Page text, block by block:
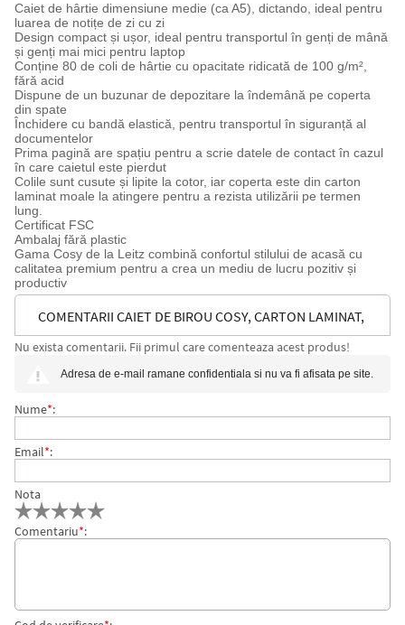
Caiet de hârtie dimensiune medie (ca A5), dictando, ideal pentru
luarea de notițe de zi cu zi
Design compact și ușor, ideal pentru transportul în genți de mână
și genți mai mici pentru laptop
Conține 80 de coli de hârtie cu opacitate ridicată de 100 g/m²,
fără acid
Dispune de un buzunar de depozitare la îndemână pe coperta
din spate
Închidere cu bandă elastică, pentru transportul în siguranță al
documentelor
Prima pagină are spațiu pentru a scrie datele de contact în cazul
în care caietul este pierdut
Colile sunt cusute și lipite la cotor, iar coperta este din carton
laminat moale la atingere pentru a rezista utilizării pe termen
lung.
Certificat FSC
Ambalaj fără plastic
Gama Cosy de la Leitz combină confortul stilului de acasă cu
calitatea premium pentru a crea un mediu de lucru pozitiv și
productiv
COMENTARII CAIET DE BIROU COSY, CARTON LAMINAT,
COPERTA DURA, CERTIFICARE FSC, RECICLABIL, A5, 80
Nu exista comentarii. Fii primul care comenteaza acest produs!
Adresa de e-mail ramane confidentiala si nu va fi afisata pe site.
Nume*:
Email*:
Nota
Comentariu*: